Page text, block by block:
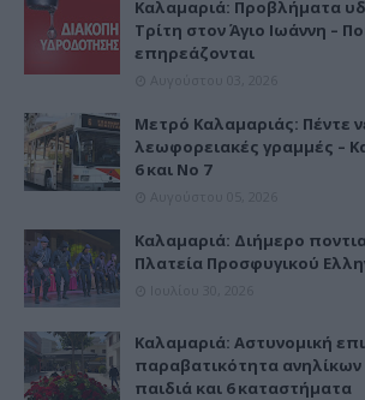
Καλαμαριά: Προβλήματα
Τρίτη στον Άγιο Ιωάννη –
επηρεάζονται
Μετρό Καλαμαριάς: Πέντε
λεωφορειακές γραμμές –
6 και Νο 7
Καλαμαριά: Διήμερο
Πλατεία Προσφυγικού
Καλαμαριά: Αστυνομική
παραβατικότητα ανηλίκων
παιδιά και 6 καταστήματα